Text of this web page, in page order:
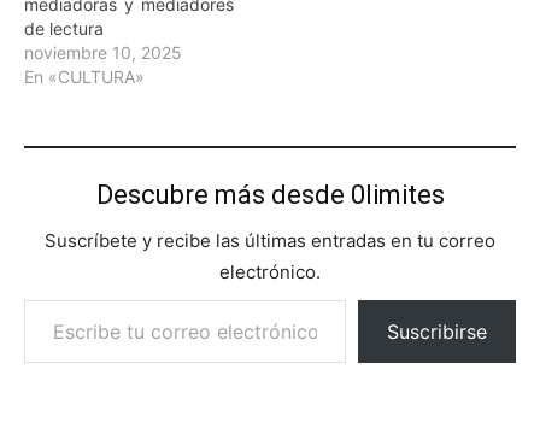
mediadoras y mediadores
de lectura
noviembre 10, 2025
En «CULTURA»
Descubre más desde 0limites
Suscríbete y recibe las últimas entradas en tu correo
electrónico.
Escribe tu correo electrónico…
Suscribirse